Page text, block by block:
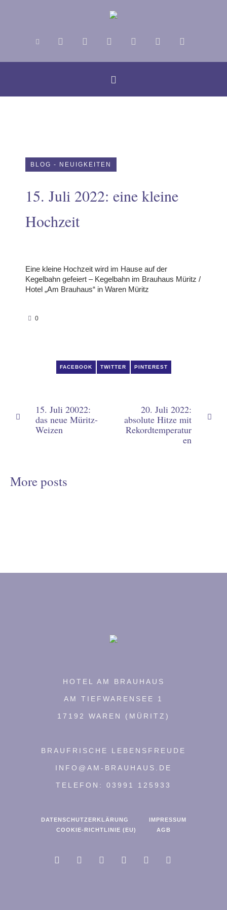
BLOG - NEUIGKEITEN
15. Juli 2022: eine kleine
Hochzeit
Eine kleine Hochzeit wird im Hause auf der
Kegelbahn gefeiert – Kegelbahn im Brauhaus Müritz /
Hotel „Am Brauhaus“ in Waren Müritz
0
FACEBOOK TWITTER PINTEREST
15. Juli 20022:
das neue Müritz-
Weizen
20. Juli 2022:
absolute Hitze mit
Rekordtemperatur
en
More posts
HOTEL AM BRAUHAUS
AM TIEFWARENSEE 1
17192 WAREN (MÜRITZ)
BRAUFRISCHE LEBENSFREUDE
INFO@AM-BRAUHAUS.DE
TELEFON: 03991 125933
DATENSCHUTZERKLÄRUNG
IMPRESSUM
COOKIE-RICHTLINIE (EU)
AGB